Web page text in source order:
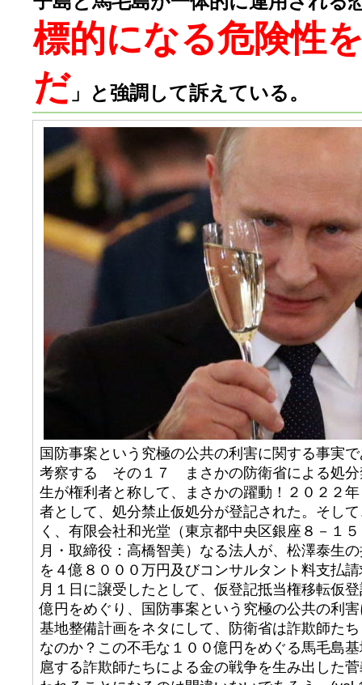
標的になる危険性
だ 」と強調して訴えている。
国防事案という究極の公共の利害に関する事実
考察する その１７ まさかの防衛省による処分
生が権利者と称して、まさかの躍動！２０２２
者として、処分禁止仮処分が登記された。そし
く、有限会社和光堂（東京都中央区銀座８－１
月・取締役：高橋智美）なる法人が、松澤泰生
を４億８０００万円及びコンサルタント料支払
月１日に譲受したとして、仮登記抵当権移転仮
億円をめぐり、国防事案という究極の公共の利
基地整備計画をネタにして、防衛省は詐欺師た
なのか？この不毛な１００億円をめぐる馬毛島
扈する詐欺師たちによる金の戦争を生み出した